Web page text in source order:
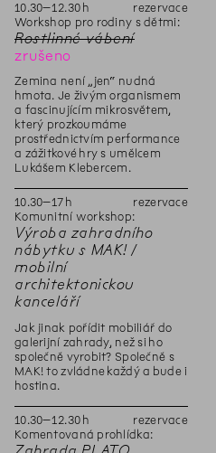
10.30–12.30 h
rezervace
Workshop pro rodiny s dětmi:
Rostlinné vábení
zrušeno
Zemina není „jen“ nudná
hmota. Je živým organismem
a fascinujícím mikrosvětem,
který prozkoumáme
prostřednictvím performance
a zážitkové hry s umělcem
Lukášem Klebercem.
10.30–17h
rezervace
Komunitní workshop:
Výroba zahradního
nábytku s MAK! /
mobilní
architektonickou
kanceláří
Jak jinak pořídit mobiliář do
galerijní zahrady, než si ho
společně vyrobit? Společně s
MAK! to zvládne každý a bude i
hostina.
10.30–12.30 h
rezervace
Komentovaná prohlídka: